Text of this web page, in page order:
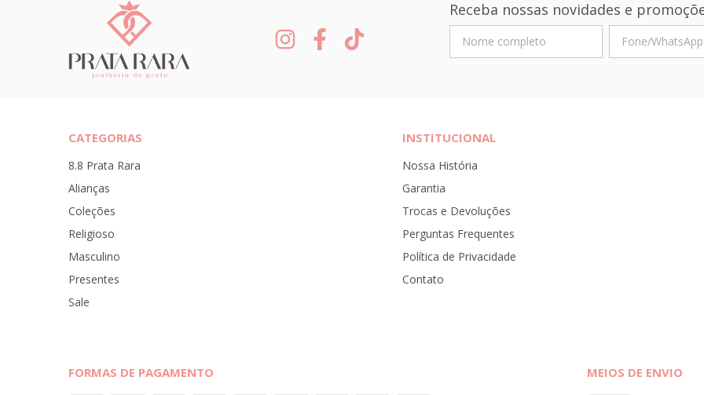
Receba nossas novidades e
CATEGORIAS
8.8 Prata Rara
Alianças
Coleções
Religioso
Masculino
Presentes
Sale
INSTITUCIONAL
Nossa História
Garantia
Trocas e Devoluções
Perguntas Frequentes
Política de Privacidade
Contato
FORMAS DE PAGAMENTO MEIOS DE ENVIO